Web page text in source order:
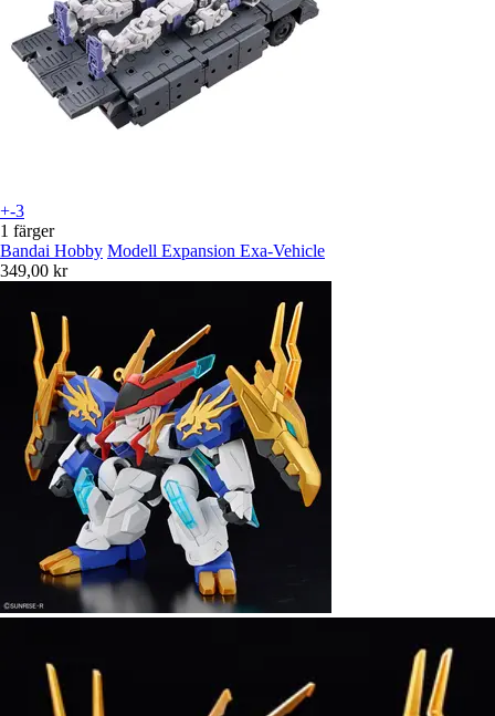
+-3
1 färger
Bandai Hobby Modell Expansion Exa-Vehicle
349,00 kr